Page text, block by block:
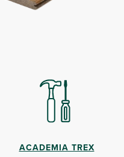
ACADEMIA TREX